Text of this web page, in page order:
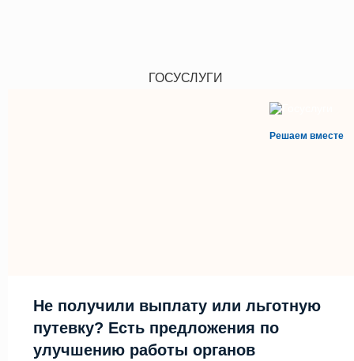
ГОСУСЛУГИ
Решаем вместе
Не получили выплату или льготную
путевку? Есть предложения по
улучшению работы органов